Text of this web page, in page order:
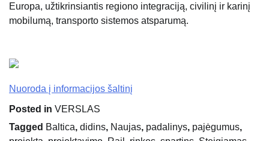
Europa, užtikrinsiantis regiono integraciją, civilinį ir karinį
mobilumą, transporto sistemos atsparumą.
Nuoroda į informacijos šaltinį
Posted in VERSLAS
Tagged Baltica, didins, Naujas, padalinys, pajėgumus,